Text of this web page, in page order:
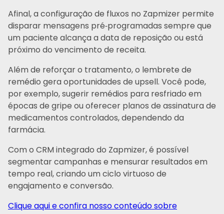
Afinal, a configuração de fluxos no Zapmizer permite
disparar mensagens pré‑programadas sempre que
um paciente alcança a data de reposição ou está
próximo do vencimento de receita.
Além de reforçar o tratamento, o lembrete de
remédio gera oportunidades de upsell. Você pode,
por exemplo, sugerir remédios para resfriado em
épocas de gripe ou oferecer planos de assinatura de
medicamentos controlados, dependendo da
farmácia.
Com o CRM integrado do Zapmizer, é possível
segmentar campanhas e mensurar resultados em
tempo real, criando um ciclo virtuoso de
engajamento e conversão.
Clique aqui e confira nosso conteúdo sobre